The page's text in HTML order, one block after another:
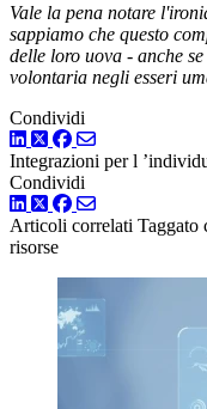
Vale la pena notare
sappiamo che questo
delle loro uova - anche
volontaria negli esseri
Condividi
LinkedIn
TwitterFacebook
Integrazioni per l
Condividi
LinkedIn
TwitterFacebook
Articoli correlati Taggato
risorse